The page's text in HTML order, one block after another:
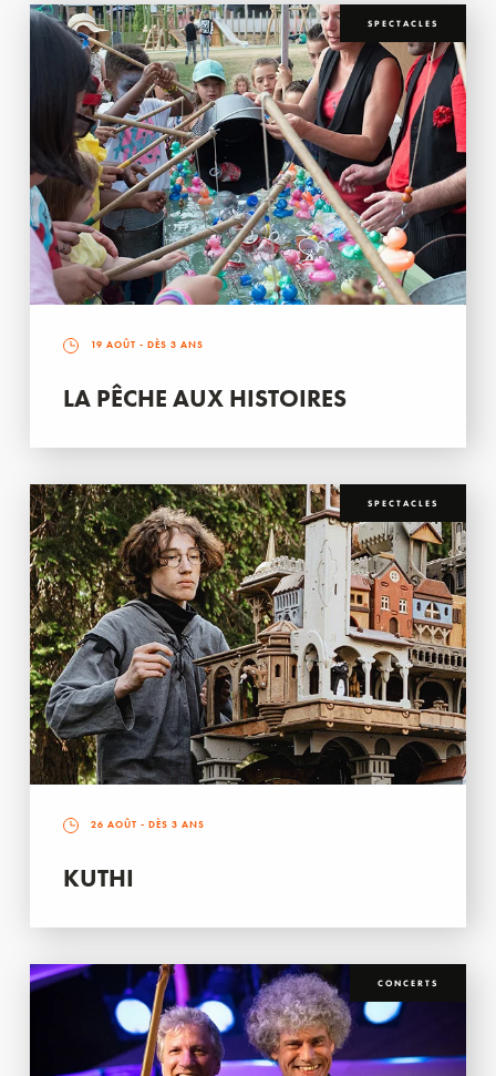
SPECTACLES
19 AOÛT - DÈS 3 ANS
LA PÊCHE AUX HISTOIRES
SPECTACLES
26 AOÛT - DÈS 3 ANS
KUTHI
CONCERTS